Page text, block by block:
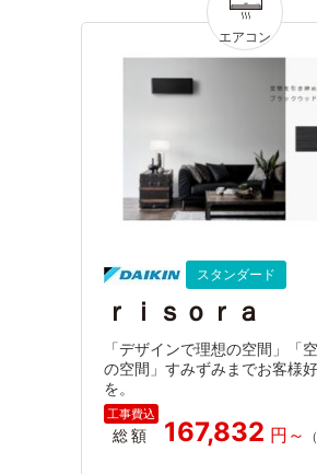
スタンダード
ｒｉｓｏｒａ
「デザインで理想の空間」「
の空間」すみずみまでお客様
を。
総額 167,832